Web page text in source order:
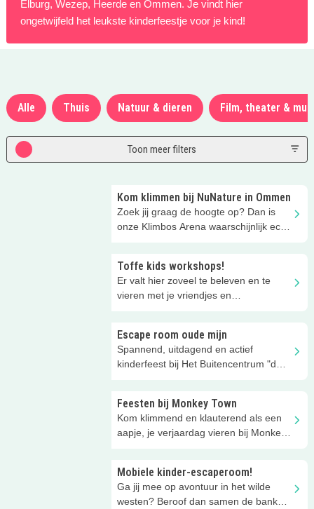
Elburg, Wezep, Heerde en Ommen. Je vindt hier
ongetwijfeld het leukste kinderfeestje voor je kind!
Alle Thuis Natuur & dieren Film, theater &
Toon meer filters
Kom klimmen bij NuNature in Ommen
Zoek jij graag de hoogte op? Dan is
onze Klimbos Arena waarschijnlijk echt
Toffe kids workshops!
Er valt hier zoveel te beleven en te
vieren met je vriendjes en
Escape room oude mijn
Spannend, uitdagend en actief
kinderfeest bij Het Buitencentrum "de
Feesten bij Monkey Town
Kom klimmend en klauterend als een
aapje, je verjaardag vieren bij Monkey
Mobiele kinder-escaperoom!
Ga jij mee op avontuur in het wilde
westen? Beroof dan samen de bank